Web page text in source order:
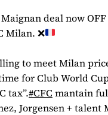
deal now
Milan. ❌
to meet Milan
for Club World
tax”.#CFC mantain
Jorgensen + talent